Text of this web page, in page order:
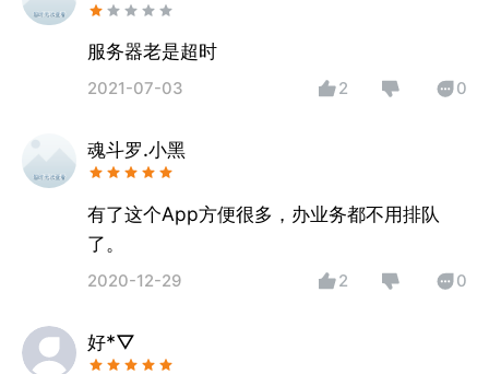
服务器老是超时
2021-07-03 2 0
魂斗罗.小黑
有了这个App方便很多，办业务都不用排队
了。
2020-12-29 2 0
好*▽